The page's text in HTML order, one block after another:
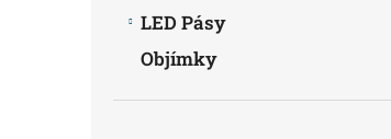
LED Pásy
Objímky